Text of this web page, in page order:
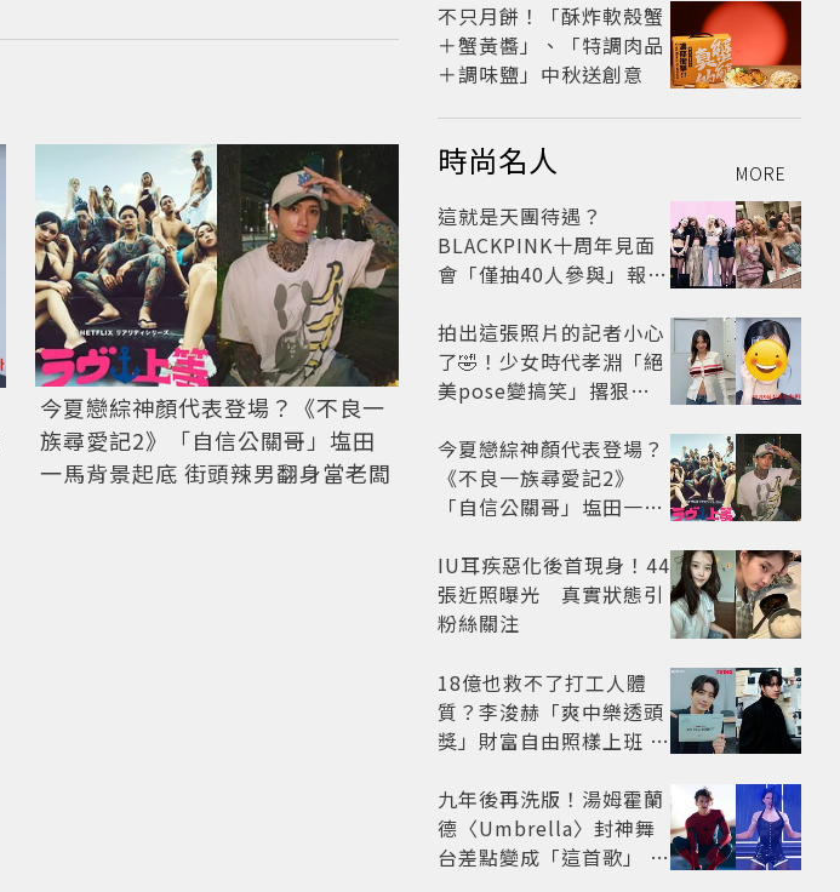
今夏戀綜神顏代表登場？《不良一
族尋愛記2》「自信公關哥」塩田
一馬背景起底 街頭辣男翻身當老闆
不只月餅！「酥炸軟殼蟹
＋蟹黃醬」、「特調肉品
＋調味鹽」中秋送創意
時尚名人 MORE
這就是天團待遇？
BLACKPINK十周年見面
會「僅抽40人參與」報名
怒了😡
拍出這張照片的記者小心
了🤣！少女時代孝淵「絕
美pose變搞笑」撂狠
今夏戀綜神顏代表登場？
《不良一族尋愛記2》
「自信公關哥」塩田一馬
老闆
IU耳疾惡化後首現身！44
張近照曝光 真實狀態引
粉絲關注
18億也救不了打工人體
質？李浚赫「爽中樂透頭
獎」財富自由照樣上班 西
九年後再洗版！湯姆霍蘭
德〈Umbrella〉封神舞
台差點變成「這首歌」 造